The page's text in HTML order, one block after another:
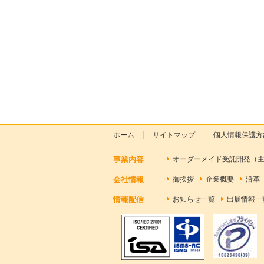
ホーム サイトマップ 個人情報保護
事業内容 オーダーメイド受託開発（主
会社情報 御挨拶 企業概要 沿革
情報配信 お知らせ一覧 出展情報一